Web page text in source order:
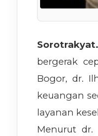
Sorotrakyat.
bergerak
Bogor, dr.
keuangan
layanan
Menurut